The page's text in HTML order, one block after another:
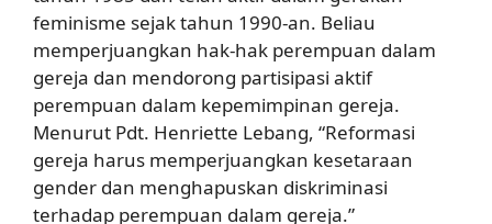
feminisme sejak tahun 1990-an. Beliau
memperjuangkan hak-hak perempuan dalam
gereja dan mendorong partisipasi aktif
perempuan dalam kepemimpinan gereja.
Menurut Pdt. Henriette Lebang, “Reformasi
gereja harus memperjuangkan kesetaraan
gender dan menghapuskan diskriminasi
terhadap perempuan dalam gereja.”